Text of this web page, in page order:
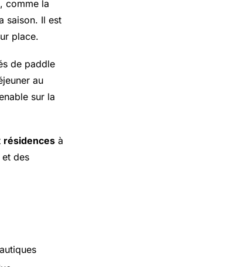
comme la
saison. Il est
place.
de paddle
au
sur la
résidences à
des